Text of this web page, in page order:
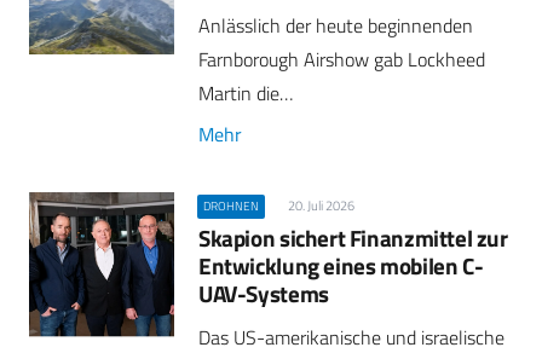
Anlässlich der heute beginnenden
Farnborough Airshow gab Lockheed
Martin die…
Mehr
DROHNEN 20. Juli 2026
Skapion sichert Finanzmittel zur
Entwicklung eines mobilen C-
UAV-Systems
Das US-amerikanische und israelische